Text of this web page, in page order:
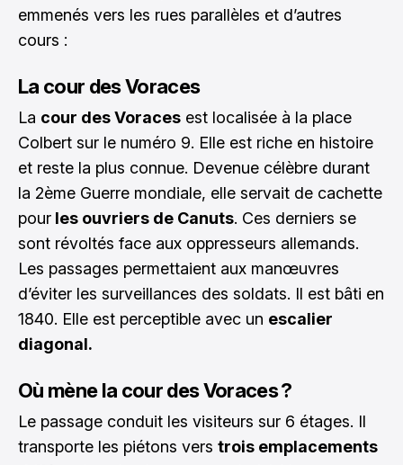
emmenés vers les rues parallèles et d’autres
cours :
La cour des Voraces
La cour des Voraces est localisée à la place
Colbert sur le numéro 9. Elle est riche en histoire
et reste la plus connue. Devenue célèbre durant
la 2ème Guerre mondiale, elle servait de cachette
pour les ouvriers de Canuts. Ces derniers se
sont révoltés face aux oppresseurs allemands.
Les passages permettaient aux manœuvres
d’éviter les surveillances des soldats. Il est bâti en
1840. Elle est perceptible avec un escalier
diagonal.
Où mène la cour des Voraces ?
Le passage conduit les visiteurs sur 6 étages. Il
transporte les piétons vers trois emplacements